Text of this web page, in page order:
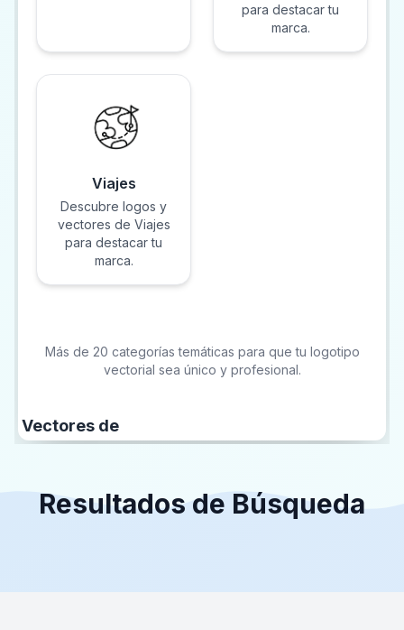
para destacar tu
marca.
Viajes
Descubre logos y
vectores de Viajes
para destacar tu
marca.
Más de 20 categorías temáticas para que tu logotipo
vectorial sea único y profesional.
Vectores de
Resultados de Búsqueda